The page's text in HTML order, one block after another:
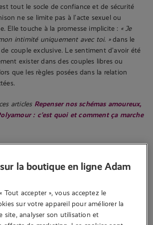
tout le socle de confiance et de sécurité
ne se limite pas à l’acte sexuel ou
Elle touche à la promesse implicite : « Je
intimité uniquement avec toi. »dans le
couple exclusive. Le sentiment d’avoir été
exister dans des couples libres ou
que les règles posées dans la relation
articles Repenser nos schémas amoureux,
: c’est quoi et comment ça marche
profonde qui ne s’efface pas en quelques
bonnes questions avant
la boutique en ligne Adam
Tout accepter », vous acceptez le
sur votre appareil pour améliorer la
site, analyser son utilisation et